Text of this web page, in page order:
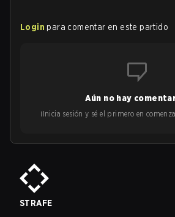
Login para comentar en este partido
Aún no hay
¡Inicia sesión y sé el primero en
STRAFE